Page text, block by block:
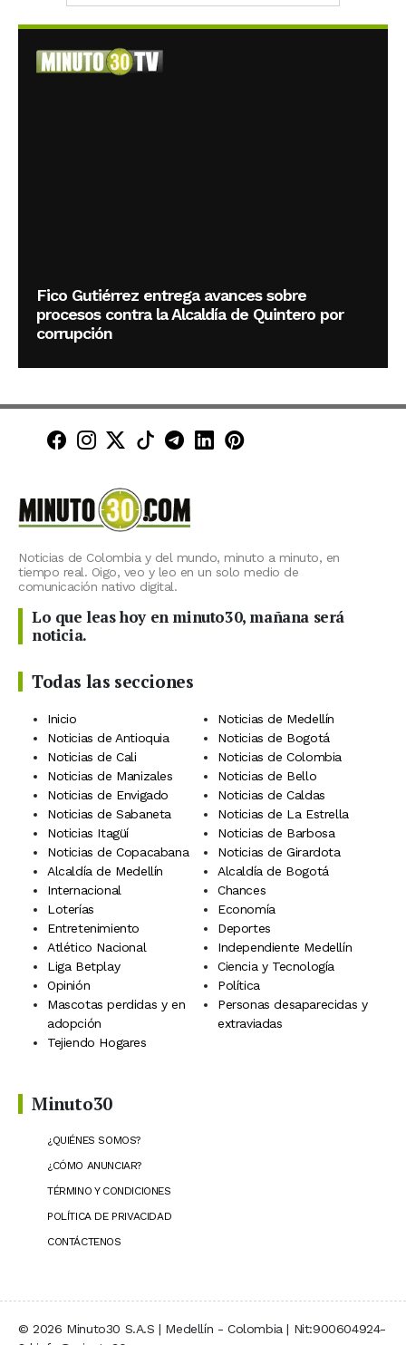
Fico Gutiérrez entrega avances sobre
procesos contra la Alcaldía de Quintero por
corrupción
Minuto30 en Facebook
Minuto30 en Instagram
Minuto30 en X (Twitter)
Minuto30 en TikTok
Canal de Minuto30 en
Minuto30 en LinkedIn
Minuto30 en
Noticias de Colombia y del mundo, minuto a minuto, en
tiempo real. Oigo, veo y leo en un solo medio de
comunicación nativo digital.
Lo que leas hoy en minuto30, mañana será
noticia.
Todas las secciones
Inicio
Noticias de Medellín
Noticias de Antioquia
Noticias de Bogotá
Noticias de Cali
Noticias de Colombia
Noticias de Manizales
Noticias de Bello
Noticias de Envigado
Noticias de Caldas
Noticias de Sabaneta
Noticias de La Estrella
Noticias Itagüí
Noticias de Barbosa
Noticias de Copacabana
Noticias de Girardota
Alcaldía de Medellín
Alcaldía de Bogotá
Internacional
Chances
Loterías
Economía
Entretenimiento
Deportes
Atlético Nacional
Independiente Medellín
Liga Betplay
Ciencia y Tecnología
Opinión
Política
Mascotas perdidas y en
adopción
Personas desaparecidas y
extraviadas
Tejiendo Hogares
Minuto30
¿QUIÉNES SOMOS?
¿CÓMO ANUNCIAR?
TÉRMINO Y CONDICIONES
POLÍTICA DE PRIVACIDAD
CONTÁCTENOS
© 2026 Minuto30 S.A.S | Medellín - Colombia | Nit:900604924-